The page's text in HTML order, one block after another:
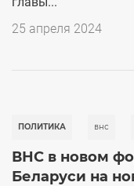
25 апреля 2024
ПОЛИТИКА внс
ВНС в новом
Беларуси на